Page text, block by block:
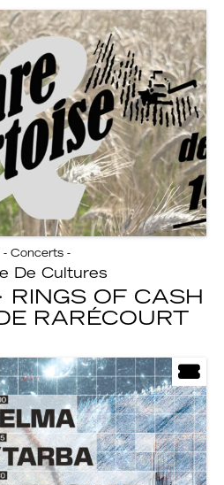
- Concerts -
De Cultures
RINGS OF CASH
RARÉCOURT